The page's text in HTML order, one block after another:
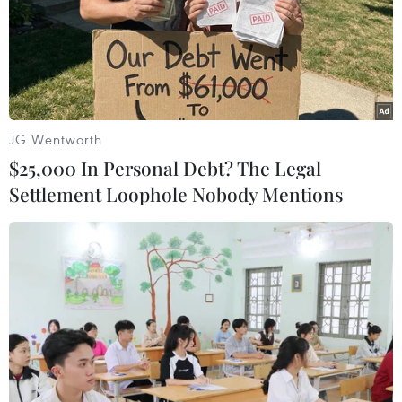
TIN LIÊN QUAN
Bầu cử Mỹ: 4 ứng cử viên đảng Cộng hòa
JG Wentworth
$25,000 In Personal Debt? The Legal
Settlement Loophole Nobody Mentions